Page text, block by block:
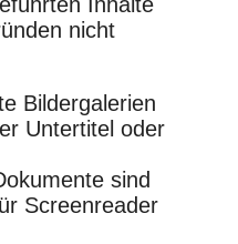
nicht
Bildergalerien
Untertitel oder
sind
Screenreader